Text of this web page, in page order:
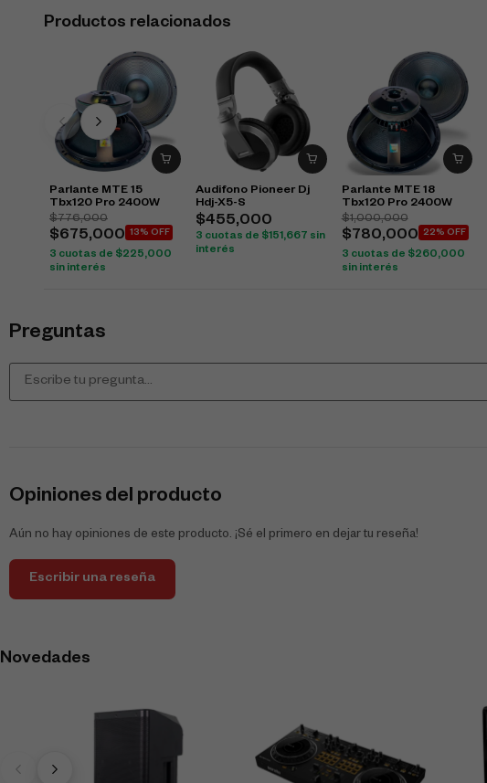
Productos relacionados
Parlante MTE 15
Tbx120 Pro 2400W
$776,000
$675,000 13% OFF
3 cuotas de $225,000
sin interés
Audifono Pioneer Dj
Hdj-X5-S
$455,000
3 cuotas de $151,667 sin
interés
Parlante MTE 18
Tbx120 Pro 2400W
$1,000,000
$ 780,000 22% OFF
3 cuotas de $260,000
sin interés
Preguntas
Opiniones del producto
Aún no hay opiniones de este producto. ¡Sé el primero en dejar tu reseña!
Escribir una reseña
Novedades